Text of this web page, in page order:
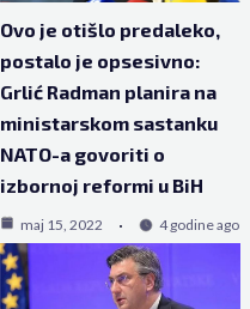
Ovo je otišlo predaleko,
postalo je opsesivno:
Grlić Radman planira na
ministarskom sastanku
NATO-a govoriti o
izbornoj reformi u BiH
maj 15, 2022 4 godine ago